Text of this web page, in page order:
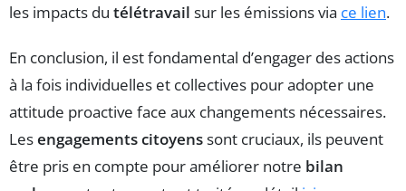
les impacts du télétravail sur les émissions via ce lien.
En conclusion, il est fondamental d’engager des actions
à la fois individuelles et collectives pour adopter une
attitude proactive face aux changements nécessaires.
Lesengagements citoyenssont cruciaux, ils peuvent
être pris en compte pour améliorer notre bilan